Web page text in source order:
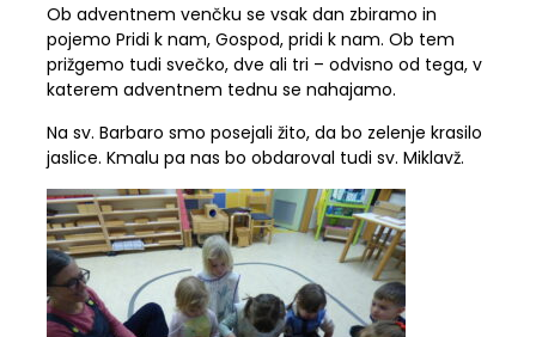
Ob adventnem venčku se vsak dan zbiramo in
pojemo Pridi k nam, Gospod, pridi k nam. Ob tem
prižgemo tudi svečko, dve ali tri – odvisno od tega, v
katerem adventnem tednu se nahajamo.
Na sv. Barbaro smo posejali žito, da bo zelenje krasilo
jaslice. Kmalu pa nas bo obdaroval tudi sv. Miklavž.